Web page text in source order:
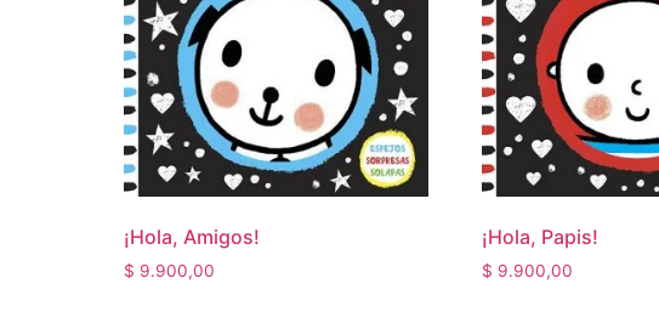
¡Hola, Amigos!
$ 9.900,00
¡Hola, Papis!
$ 9.900,00